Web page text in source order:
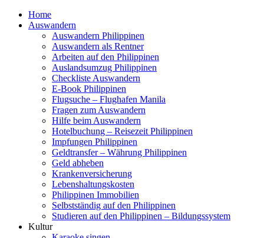
Home
Auswandern
Auswandern Philippinen
Auswandern als Rentner
Arbeiten auf den Philippinen
Auslandsumzug Philippinen
Checkliste Auswandern
E-Book Philippinen
Flugsuche – Flughafen Manila
Fragen zum Auswandern
Hilfe beim Auswandern
Hotelbuchung – Reisezeit Philippinen
Impfungen Philippinen
Geldtransfer – Währung Philippinen
Geld abheben
Krankenversicherung
Lebenshaltungskosten
Philippinen Immobilien
Selbstständig auf den Philippinen
Studieren auf den Philippinen – Bildungssystem
Kultur